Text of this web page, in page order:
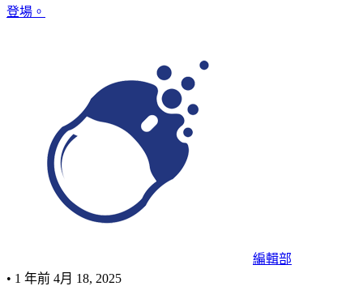
登場。
編輯部
• 1 年前 4月 18, 2025